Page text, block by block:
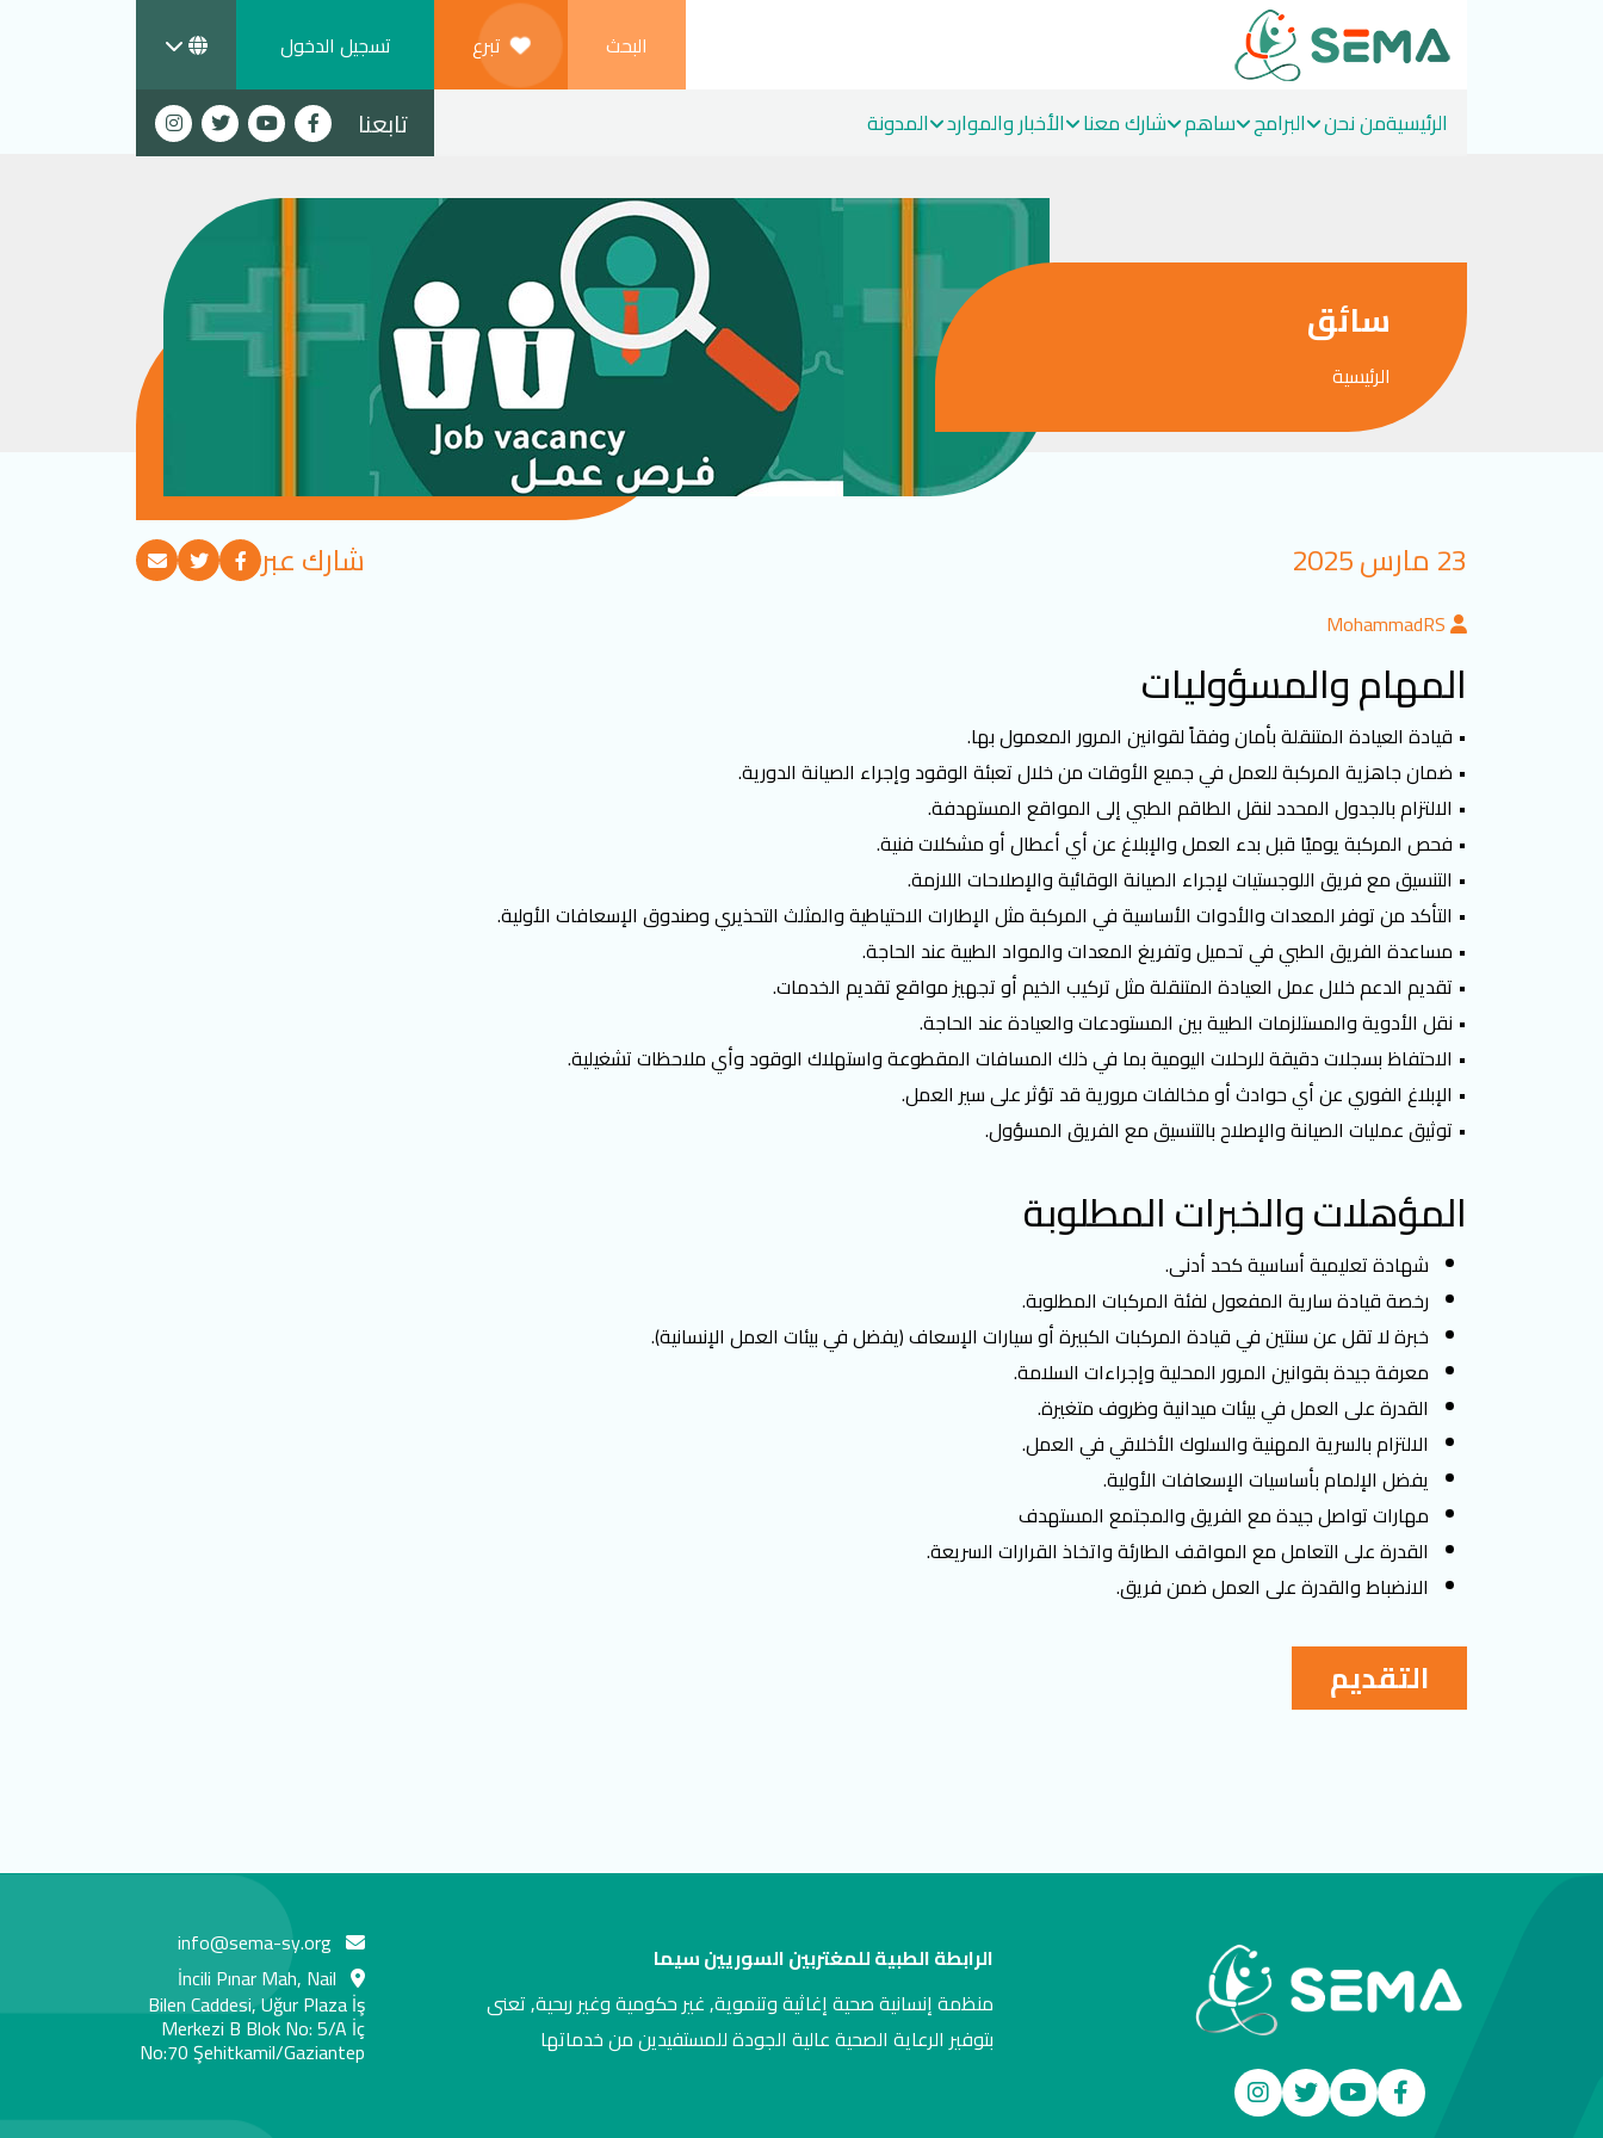
البحث تبرع تسجيل الدخول
الرئيسيةمن نحن البرامج ساهم شارك معنا الأخبار والموارد المدونة تابعنا
سائق
الرئيسية
23 مارس 2025 شارك عبر
MohammadRS
المهام والمسؤوليات
• قيادة العيادة المتنقلة بأمان وفقاً لقوانين المرور المعمول بها.
• ضمان جاهزية المركبة للعمل في جميع الأوقات من خلال تعبئة الوقود وإجراء الصيانة الدورية.
• الالتزام بالجدول المحدد لنقل الطاقم الطبي إلى المواقع المستهدفة.
• فحص المركبة يوميًا قبل بدء العمل والإبلاغ عن أي أعطال أو مشكلات فنية.
• التنسيق مع فريق اللوجستيات لإجراء الصيانة الوقائية والإصلاحات اللازمة.
• التأكد من توفر المعدات والأدوات الأساسية في المركبة مثل الإطارات الاحتياطية والمثلث التحذيري وصندوق الإسعافات الأولية.
• مساعدة الفريق الطبي في تحميل وتفريغ المعدات والمواد الطبية عند الحاجة.
• تقديم الدعم خلال عمل العيادة المتنقلة مثل تركيب الخيم أو تجهيز مواقع تقديم الخدمات.
• نقل الأدوية والمستلزمات الطبية بين المستودعات والعيادة عند الحاجة.
• الاحتفاظ بسجلات دقيقة للرحلات اليومية بما في ذلك المسافات المقطوعة واستهلاك الوقود وأي ملاحظات تشغيلية.
• الإبلاغ الفوري عن أي حوادث أو مخالفات مرورية قد تؤثر على سير العمل.
• توثيق عمليات الصيانة والإصلاح بالتنسيق مع الفريق المسؤول.
المؤهلات والخبرات المطلوبة
شهادة تعليمية أساسية كحد أدنى.
رخصة قيادة سارية المفعول لفئة المركبات المطلوبة.
خبرة لا تقل عن سنتين في قيادة المركبات الكبيرة أو سيارات الإسعاف (يفضل في بيئات العمل الإنسانية).
معرفة جيدة بقوانين المرور المحلية وإجراءات السلامة.
القدرة على العمل في بيئات ميدانية وظروف متغيرة.
الالتزام بالسرية المهنية والسلوك الأخلاقي في العمل.
يفضل الإلمام بأساسيات الإسعافات الأولية.
مهارات تواصل جيدة مع الفريق والمجتمع المستهدف
القدرة على التعامل مع المواقف الطارئة واتخاذ القرارات السريعة.
الانضباط والقدرة على العمل ضمن فريق.
التقديم
الرابطة الطبية للمغتربين السوريين سيما
منظمة إنسانية صحية إغاثية وتنموية, غير حكومية وغير ربحية, تعنى
بتوفير الرعاية الصحية عالية الجودة للمستفيدين من خدماتها
info@sema-sy.org
İncili Pınar Mah, Nail
Bilen Caddesi, Uğur Plaza İş
Merkezi B Blok No: 5/A İç
No:70 Şehitkamil/Gaziantep